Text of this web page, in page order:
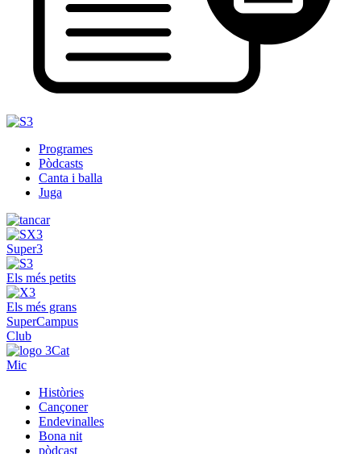
Programes
Pòdcasts
Canta i balla
Juga
Super3
Els més petits
Els més grans
SuperCampus
Club
Mic
Històries
Cançoner
Endevinalles
Bona nit
pòdcast